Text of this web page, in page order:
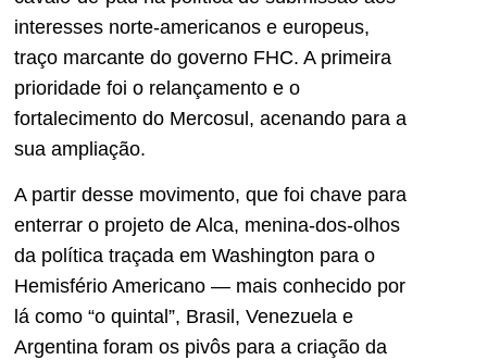
interesses norte-americanos e europeus,
traço marcante do governo FHC. A primeira
prioridade foi o relançamento e o
fortalecimento do Mercosul, acenando para a
sua ampliação.
A partir desse movimento, que foi chave para
enterrar o projeto de Alca, menina-dos-olhos
da política traçada em Washington para o
Hemisfério Americano — mais conhecido por
lá como “o quintal”, Brasil, Venezuela e
Argentina foram os pivôs para a criação da